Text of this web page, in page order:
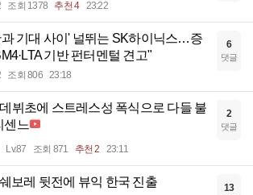
조회 1378 추천 4 23:22
기대 사이' 널뛰는 SK하이닉스…증
기반 펀터멘털 견고"
조회 806 23:18
6
댓글
데뷔초에 스트레스성 폭식으로 다들 불
센느
Lv.87 조회 871 추천 2 23:11
2
댓글
보레 뒷전에 뷰익 한국 진출 13